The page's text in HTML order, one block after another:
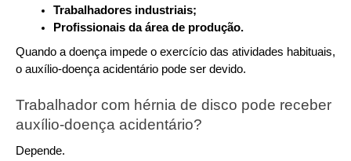
Trabalhadores industriais;
Profissionais da área de produção.
Quando a doença impede o exercício das atividades habituais,
o auxílio-doença acidentário pode ser devido.
Trabalhador com hérnia de disco pode receber
auxílio-doença acidentário?
Depende.